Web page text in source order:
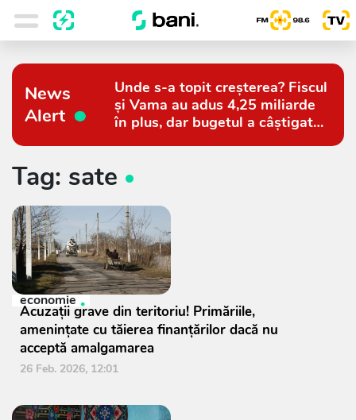
News
Alert
Unde s-a topit creșterea? Fiscul
și Vama au adus 4,25 miliarde
în plus, dar bugetul a câștigat
Tag: sate
economie
Acuzații grave din teritoriu! Primăriile,
amenințate cu tăierea finanțărilor dacă nu
acceptă amalgamarea
26 Feb. 2026, 12:01